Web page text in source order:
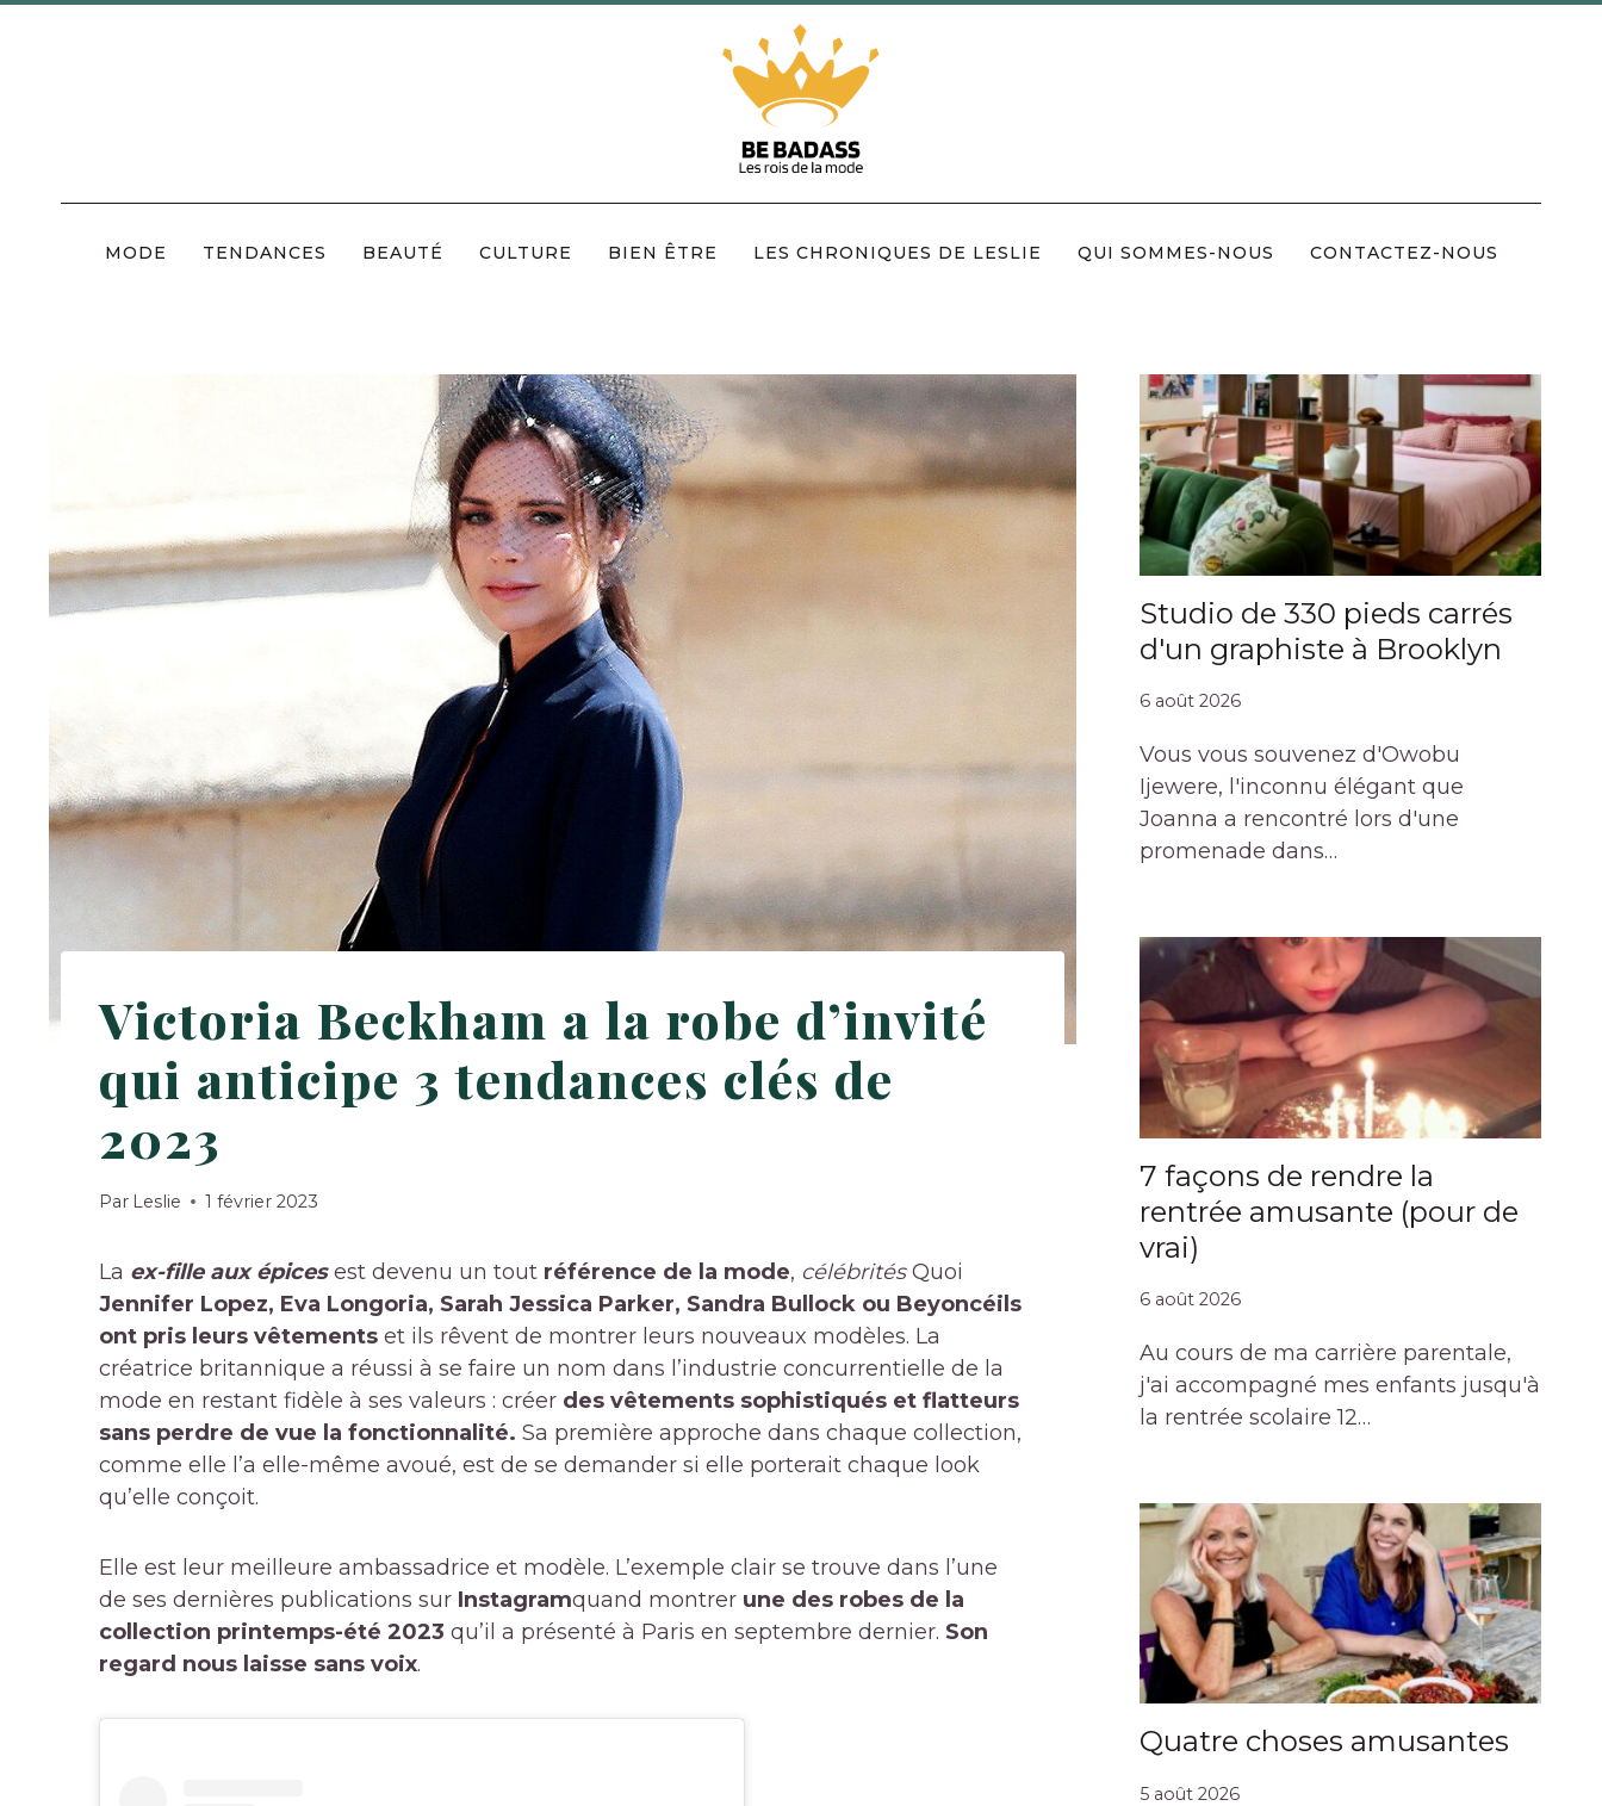
MODE TENDANCES BEAUTÉ CULTURE BIEN ÊTRE LES CHRONIQUES DE LESLIE QUI SOMMES-NOUS CONTACTEZ-NOUS
Victoria Beckham a la robe d’invité
qui anticipe 3 tendances clés de
2023
Par Leslie 1 février 2023
La ex-fille aux épicesest devenu un tout référence de la mode, célébritésQuoi
Jennifer Lopez, Eva Longoria, Sarah Jessica Parker, Sandra Bullock ou Beyoncéils
ont pris leurs vêtements et ils rêvent de montrer leurs nouveaux modèles. La
créatrice britannique a réussi à se faire un nom dans l’industrie concurrentielle de la
mode en restant fidèle à ses valeurs : créer des vêtements sophistiqués et flatteurs
sans perdre de vue la fonctionnalité. Sa première approche dans chaque collection,
comme elle l’a elle-même avoué, est de se demander si elle porterait chaque look
qu’elle conçoit.
Elle est leur meilleure ambassadrice et modèle. L’exemple clair se trouve dans l’une
de ses dernières publications sur Instagramquand montrer une des robes de la
collection printemps-été 2023 qu’il a présenté à Paris en septembre dernier. Son
regard nous laisse sans voix.
Studio de 330 pieds carrés
d'un graphiste à Brooklyn
6 août 2026
Vous vous souvenez d'Owobu
Ijewere, l'inconnu élégant que
Joanna a rencontré lors d'une
promenade dans…
7 façons de rendre la
rentrée amusante (pour de
vrai)
6 août 2026
Au cours de ma carrière parentale,
j'ai accompagné mes enfants jusqu'à
la rentrée scolaire 12…
Quatre choses amusantes
5 août 2026